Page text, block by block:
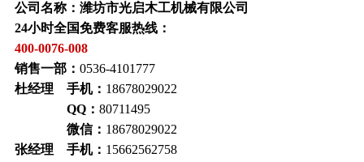
公司名称：潍坊市光启木工机械有限公司
24小时全国免费客服热线：
400-0076-008
销售一部： 0536-4101777
杜经理 手机： 18678029022
QQ： 80711495
微信： 18678029022
张经理 手机： 15662562758